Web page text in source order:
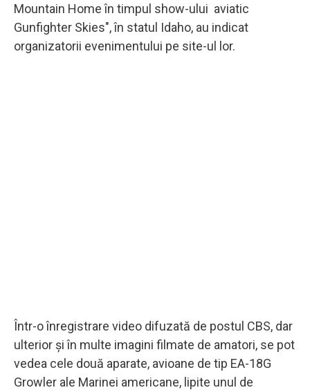
Mountain Home în timpul show-ului aviatic
Gunfighter Skies", în statul Idaho, au indicat
organizatorii evenimentului pe site-ul lor.
Într-o înregistrare video difuzată de postul CBS, dar
ulterior și în multe imagini filmate de amatori, se pot
vedea cele două aparate, avioane de tip EA-18G
Growler ale Marinei americane, lipite unul de